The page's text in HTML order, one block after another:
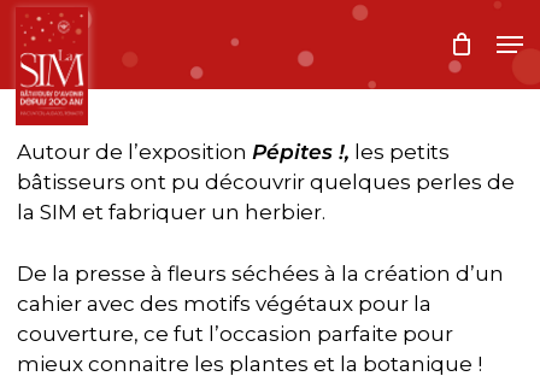
Skip
main
content
Autour de l’exposition Pépites !, les petits
bâtisseurs ont pu découvrir quelques perles de
la SIM et fabriquer un herbier.
De la presse à fleurs séchées à la création d’un
cahier avec des motifs végétaux pour la
couverture, ce fut l’occasion parfaite pour
mieux connaitre les plantes et la botanique !